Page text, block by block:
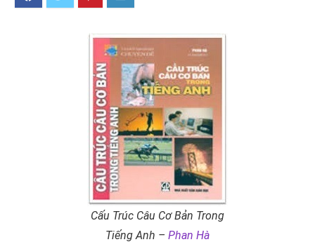
Cấu Trúc Câu Cơ Bản Trong
Tiếng Anh – Phan Hà